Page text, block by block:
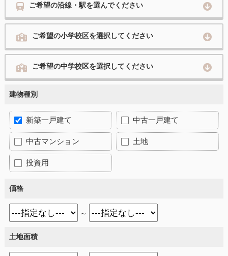
ご希望の沿線・駅を選んでください
ご希望の小学校区を選択してください
ご希望の中学校区を選択してください
建物種別
新築一戸建て 中古一戸建て
中古マンション 土地
投資用
価格
～
土地面積